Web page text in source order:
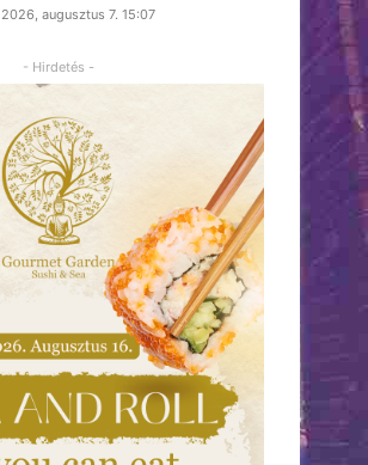
2026, augusztus 7. 15:07
- Hirdetés -